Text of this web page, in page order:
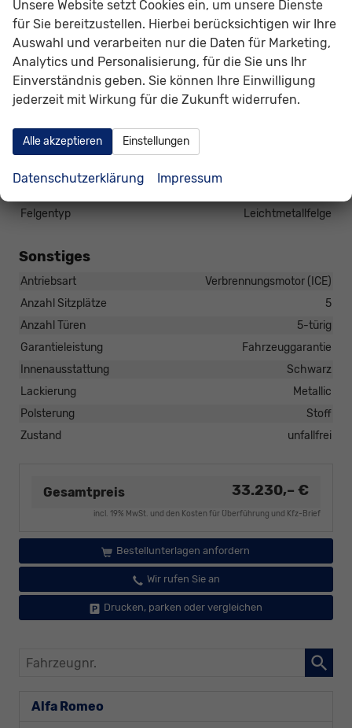
Elektrische Heckklappe, Gepäckraumklappe automatisch
betätigt
Scheiben, Verglasung
Frontscheibe beheizbar
Räder & Technik
Bremsen
Elektronisches Stabilitäts-Programm (ESP),
Felgentyp
Leichtmetallfelge
Sonstiges
Antriebsart
Verbrennungsmotor (ICE)
Anzahl Sitzplätze
5
Anzahl Türen
5-türig
Garantieleistung
Fahrzeuggarantie
Innenausstattung
Schwarz
Lackierung
Metallic
Polsterung
Stoff
Zustand
unfallfrei
Gesamtpreis 33.230,– €
incl. 19% MwSt. und den Kosten für Überführung und Kfz-Brief
Bestellunterlagen anfordern
Wir rufen Sie an
Drucken, parken oder vergleichen
Fahrzeugnr.
Alfa Romeo
Unsere Website setzt Cookies ein, um unsere Dienste
für Sie bereitzustellen. Hierbei berücksichtigen wir Ihre
Auswahl und verarbeiten nur die Daten für Marketing,
Analytics und Personalisierung, für die Sie uns Ihr
Einverständnis geben. Sie können Ihre Einwilligung
jederzeit mit Wirkung für die Zukunft widerrufen.
Alle akzeptieren Einstellungen
Datenschutzerklärung Impressum